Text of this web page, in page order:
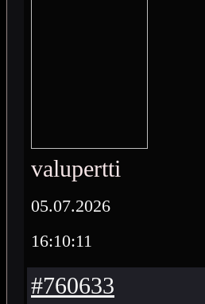
valupertti
05.07.2026
16:10:11
#760633